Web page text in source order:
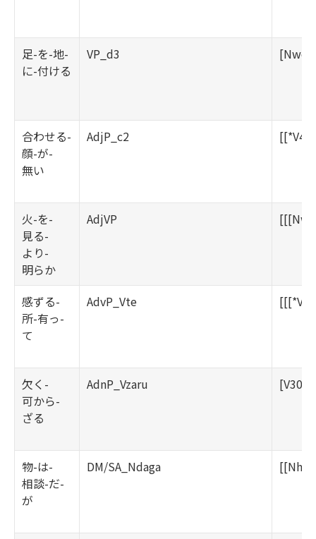
足-を-地-
に-付ける
VP_d3
合わせる-
顔-が-
無い
AdjP_c2
火-を-
見る-
より-
明らか
AdjVP
感ずる-
所-有っ-
て
AdvP_Vte
欠く-
可から-
ざる
AdnP_Vzaru
物-は-
相談-だ-
が
DM/SA_Ndaga